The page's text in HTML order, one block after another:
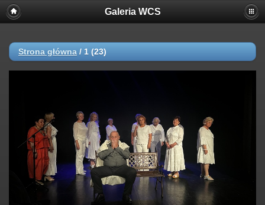
Galeria WCS
Strona główna / 1 (23)